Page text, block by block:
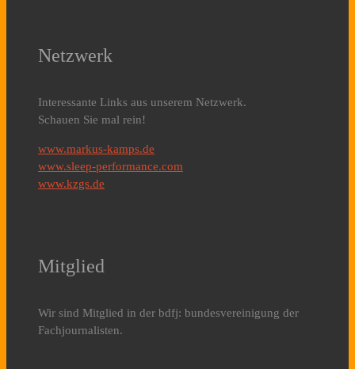
Netzwerk
Interessante Links aus unserem Netzwerk.
Schauen Sie mal rein!
www.markus-kamps.de
www.sleep-performance.com
www.kzgs.de
Mitglied
Wir sind Mitglied in der bdfj: bundesvereinigung der
Fachjournalisten.